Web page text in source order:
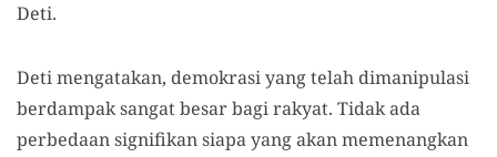
Deti.
Deti mengatakan, demokrasi yang telah dimanipulasi
berdampak sangat besar bagi rakyat. Tidak ada
perbedaan signifikan siapa yang akan memenangkan